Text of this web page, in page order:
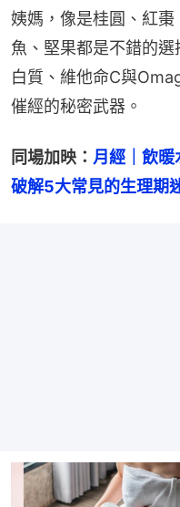
姨媽，像是桂圓、紅
魚、堅果都是不錯的
白質、維他命C與
催經的秘密武器。
同場加映： 月經｜飲暖
破解5大常見的生理期